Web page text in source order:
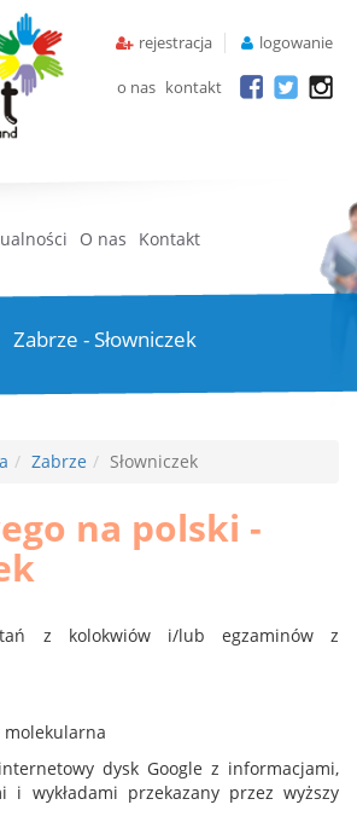
rejestracja logowanie
o nas kontakt
O nas Kontakt
Zabrze - Słowniczek
Zabrze Słowniczek
na polski -
z kolokwiów i/lub egzaminów z
dysk Google z informacjami,
i wykładami przekazany przez wyższy